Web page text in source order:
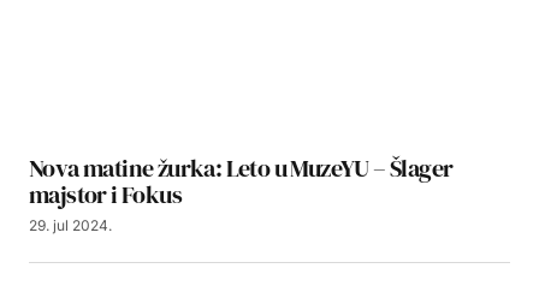
Nova matine žurka: Leto u MuzeYU – Šlager
majstor i Fokus
29. jul 2024.